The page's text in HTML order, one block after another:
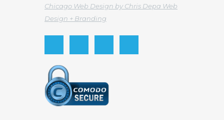
Chicago Web Design by Chris Depa Web
Design + Branding